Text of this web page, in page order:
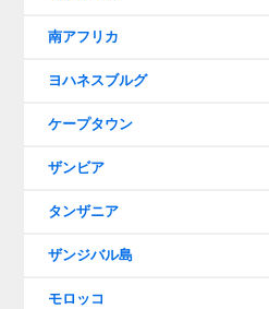
南アフリカ
ヨハネスブルグ
ケープタウン
ザンビア
タンザニア
ザンジバル島
モロッコ